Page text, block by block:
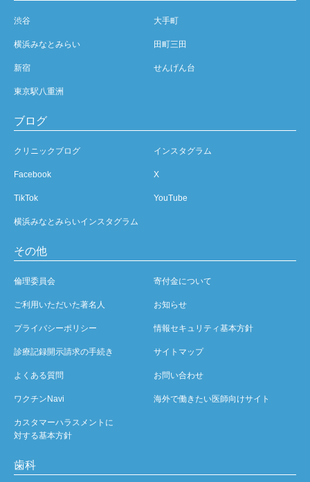
渋谷 大手町
横浜みなとみらい 田町三田
新宿 せんげん台
東京駅八重洲
ブログ
クリニックブログ インスタグラム
Facebook X
TikTok YouTube
横浜みなとみらいインスタグラム
その他
倫理委員会 寄付金について
ご利用いただいた著名人 お知らせ
プライバシーポリシー 情報セキュリティ基本方針
診療記録開示請求の手続き サイトマップ
よくある質問 お問い合わせ
ワクチンNavi 海外で働きたい医師向けサイト
カスタマーハラスメントに
対する基本方針
歯科